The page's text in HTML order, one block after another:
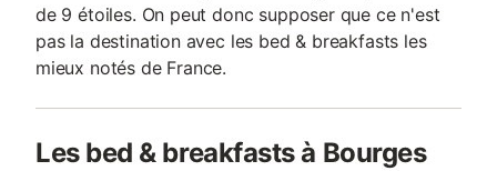
de 9 étoiles. On peut donc supposer que ce n'est
pas la destination avec les bed & breakfasts les
mieux notés de France.
Les bed & breakfasts à Bourges